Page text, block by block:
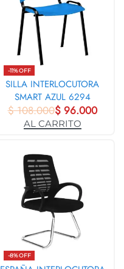
-11% OFF
SILLA INTERLOCUTORA
SMART AZUL 6294
$108.000$96.000
AL CARRITO
-8% OFF